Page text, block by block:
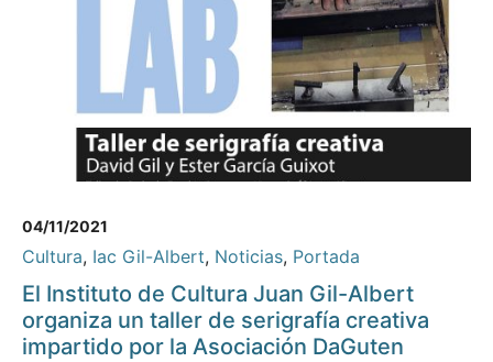
04/11/2021
Cultura, Iac Gil-Albert, Noticias, Portada
El Instituto de Cultura Juan Gil-Albert
organiza un taller de serigrafía creativa
impartido por la Asociación DaGuten